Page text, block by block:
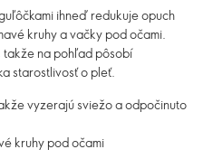
ihneď redukuje opuch
kruhy a vačky pod očami.
takže na pohľad pôsobí
starostlivosť o pleť.
vyzerajú sviežo a odpočinuto
kruhy pod očami